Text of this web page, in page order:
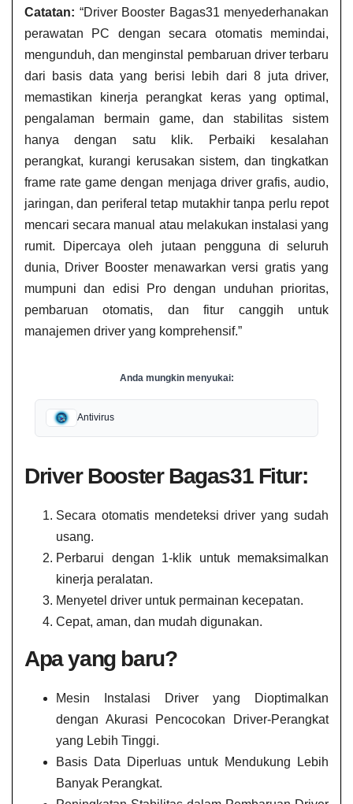
Catatan: “Driver Booster Bagas31 menyederhanakan
perawatan PC dengan secara otomatis memindai,
mengunduh, dan menginstal pembaruan driver terbaru
dari basis data yang berisi lebih dari 8 juta driver,
memastikan kinerja perangkat keras yang optimal,
pengalaman bermain game, dan stabilitas sistem
hanya dengan satu klik. Perbaiki kesalahan
perangkat, kurangi kerusakan sistem, dan tingkatkan
frame rate game dengan menjaga driver grafis, audio,
jaringan, dan periferal tetap mutakhir tanpa perlu repot
mencari secara manual atau melakukan instalasi yang
rumit. Dipercaya oleh jutaan pengguna di seluruh
dunia, Driver Booster menawarkan versi gratis yang
mumpuni dan edisi Pro dengan unduhan prioritas,
pembaruan otomatis, dan fitur canggih untuk
manajemen driver yang komprehensif.”
Anda mungkin menyukai:
Antivirus
Driver Booster Bagas31 Fitur:
Secara otomatis mendeteksi driver yang sudah
usang.
Perbarui dengan 1-klik untuk memaksimalkan
kinerja peralatan.
Menyetel driver untuk permainan kecepatan.
Cepat, aman, dan mudah digunakan.
Apa yang baru?
Mesin Instalasi Driver yang Dioptimalkan
dengan Akurasi Pencocokan Driver-Perangkat
yang Lebih Tinggi.
Basis Data Diperluas untuk Mendukung Lebih
Banyak Perangkat.